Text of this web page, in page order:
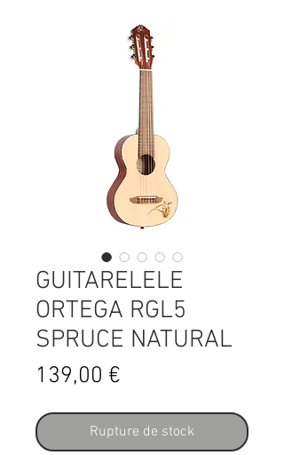
GUITARELELE
ORTEGA RGL5
SPRUCE NATURAL
139,00 €
Rupture de stock